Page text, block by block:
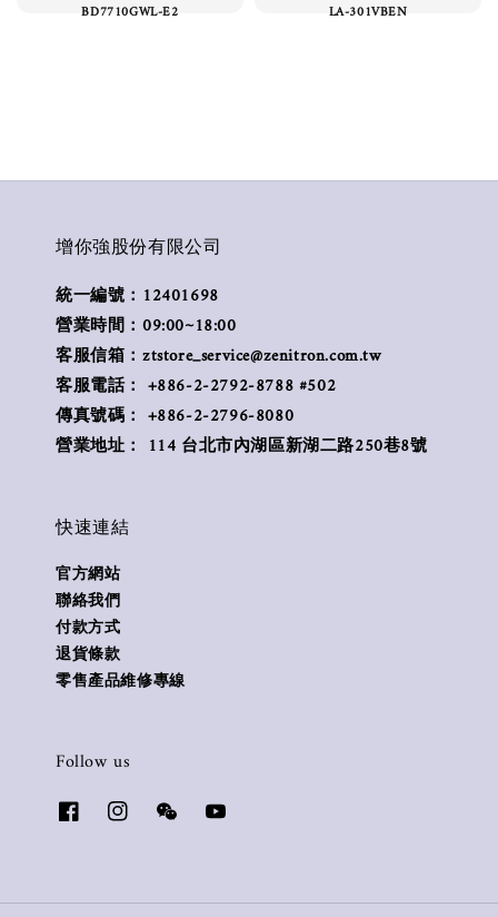
BD7710GWL-E2 LA-301VBEN
增你強股份有限公司
統一編號：12401698
營業時間：09:00~18:00
客服信箱：ztstore_service@zenitron.com.tw
客服電話： +886-2-2792-8788 #502
傳真號碼： +886-2-2796-8080
營業地址： 114 台北市內湖區新湖二路250巷8號
快速連結
官方網站
聯絡我們
付款方式
退貨條款
零售產品維修專線
Follow us